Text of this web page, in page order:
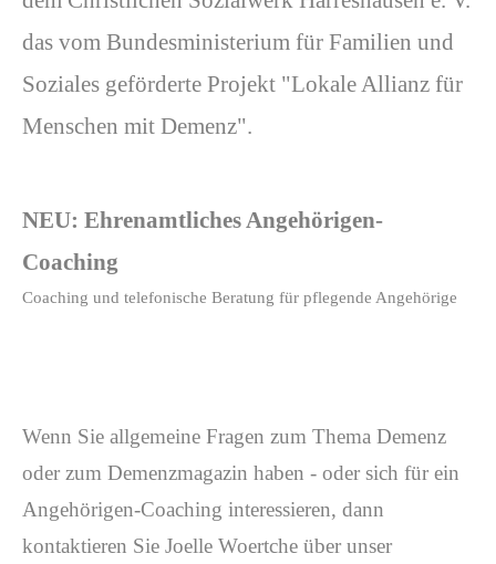
das vom Bundesministerium für Familien und
Soziales geförderte Projekt "Lokale Allianz für
Menschen mit Demenz".
NEU: Ehrenamtliches Angehörigen-
Coaching
Coaching und telefonische Beratung für pflegende Angehörige
Wenn Sie allgemeine Fragen zum Thema Demenz
oder zum Demenzmagazin haben - oder sich für ein
Angehörigen-Coaching interessieren, dann
kontaktieren Sie Joelle Woertche über unser